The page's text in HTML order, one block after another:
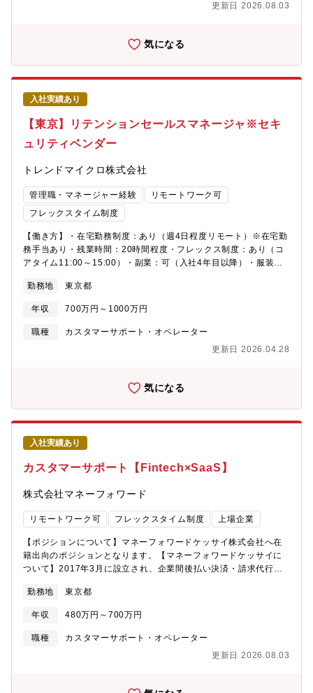
に向けた現状分析・課題特定・施策提案。他社事例を交えた実践
データを活用した顧客の声の可視化・分析。クライアントの意思
決定・施策立案に貢献する有償コンサルティング。◆ プロジェク
トマネジメント 特定テーマにおける支援プロジェクトの推進。要
件整理から関係者調整・進行管理まで主導。◆ カスタマーサクセ
ス伴走支援 定期打合せを通じた活用状況のモニタリング・改善提
案。クライアントが自走できる状態を目指した継続支援。◆ 問い
合わせ対応・ナレッジ蓄積 メール・電話等での操作説明・サポー
ト。対応事例をナレッジ化し、チーム全体の支援品質向上に貢
献。
更新日 2026.08.03
気になる
入社実績あり
【東京】リテンションセールスマネージャ※セキ
ュリティベンダー
トレンドマイクロ株式会社
管理職・マネージャー経験
リモートワーク可
フレックスタイム制度
【働き方】・在宅勤務制度：あり（週4日程度リモート）※在宅勤
務手当あり・残業時間：20時間程度・フレックス制度：あり（コ
アタイム11:00～15:00）・副業：可（入社4年目以降）・服装：
促進するため、カスタマーサクセスの概念とデータドリブンアプ
ローチを活用した戦略的営業活動を行います。 同社主力サービス
のVision One統合プラットフォームの価値最大化を通じて、アカ
ウント営業、カスタマーサクセスマネージャー、セールスエンジ
とした顧客・パートナーとのダイレクトコミュニケーションによ
る機会の可視化と予測・クレジットモデル（消費型課金）の最適
化による利用率向上と消費率拡大施策の実行・解約防止・新製品
への移行・複数年更新の営業活動実施・リアルタイムダッシュボ
ードを活用したデータドリブンな活動とリスクスコアリング・受
注までのパイプライン管理とCSQL（Customer Success
Qualified Lead）の創出活動・アカウント営業、カスタマーサク
セス、セールスエンジニア、サポートエンジニアと連携した顧客
ライフサイクル管理・カスタマージャーニーマップに基づくプロ
アクティブ・インターベンション（早期介入）プログラムの実
行・コールセンターマネジメント・地方拠点及びパートナー・顧
客への出張・訪問【業務の魅力】・プラットフォーム型ビジネス
の最前線体験： Vision Oneの成長戦略を牽引 することがで
きます。 ダイレクトコミュニケーションによるB to B既存顧客
との継続率・関係性向上活動における豊富なビジネス経験を積む
点を統合したビジネスドライブの実感を持つことができます。・
データ分析能力の向上させることができます。 クレジットモ
デル（消費型課金）ビジネスの深い理解と運用経験を積むことが
いた意思決定能力の強化をすることができます。・成長市場での
門性構築につながります。 今年度の重点KPI（予算100%達
勤務地 東京都
年収 700万円～1000万円
職種
カスタマーサポート・オペレーター
更新日 2026.04.28
気になる
入社実績あり
カスタマーサポート【Fintech×SaaS】
株式会社マネーフォワード
リモートワーク可 フレックスタイム制度 上場企業
【ポジションについて】マネーフォワードケッサイ株式会社へ在
籍出向のポジションとなります。【マネーフォワードケッサイに
ついて】2017年3月に設立され、企業間後払い決済・請求代行サ
『マネーフォワード アーリーペイメント』、スタートアップ向け
資金調達サービス『マネーフォワード トランザクションファイナ
ンス for Startups』、事業者向け請求書カード払いサービス『マ
ネーフォワード 請求書カード払い』を提供し、累計で2,800億円
て】中核事業である下記サービスにおいて、高いサービス品質と
れを実現するチーム・仕組みを一緒に作り上げています。■企業間
勤務地 東京都
年収 480万円～700万円
職種
カスタマーサポート・オペレーター
更新日 2026.08.03